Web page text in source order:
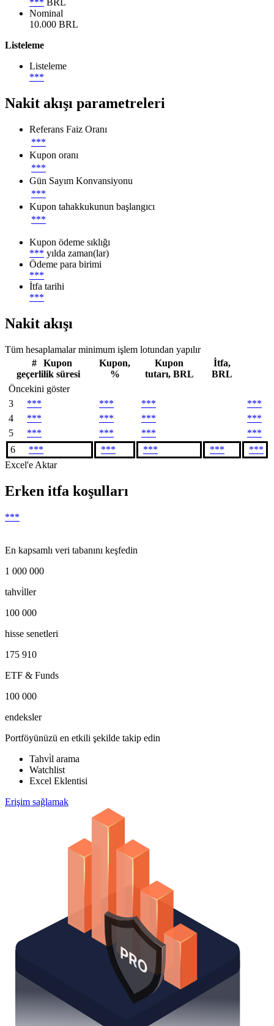
*** BRL
Nominal
10.000 BRL
Listeleme
Listeleme
***
Nakit akışı parametreleri
Referans Faiz Oranı
***
Kupon oranı
***
Gün Sayım Konvansiyonu
***
Kupon tahakkukunun başlangıcı
***
Kupon ödeme sıklığı
*** yılda zaman(lar)
Ödeme para birimi
***
İtfa tarihi
***
Nakit akışı
Tüm hesaplamalar minimum işlem lotundan yapılır
#
Kupon
geçerlilik süresi
Kupon,
%
Kupon
tutarı, BRL
İtfa,
BRL
Öncekini göster
3
*** *** ***
***
4
*** *** ***
***
5
*** *** ***
***
6
*** *** *** ***
***
Excel'e Aktar
Erken itfa koşulları
***
En kapsamlı veri tabanını keşfedin
1 000 000
tahvi̇ller
100 000
hisse senetleri
175 910
ETF & Funds
100 000
endeksler
Portföyünüzü en etkili şekilde takip edin
Tahvi̇l arama
Watchlist
Excel Eklentisi
Erişim sağlamak